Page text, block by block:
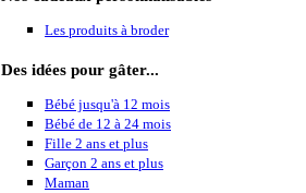
Les produits à broder
Des idées pour gâter...
Bébé jusqu'à 12 mois
Bébé de 12 à 24 mois
Fille 2 ans et plus
Garçon 2 ans et plus
Maman